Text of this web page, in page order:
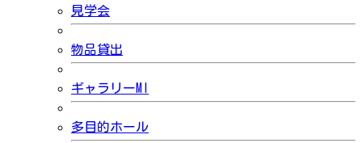
見学会
物品貸出
ギャラリーMI
多目的ホール